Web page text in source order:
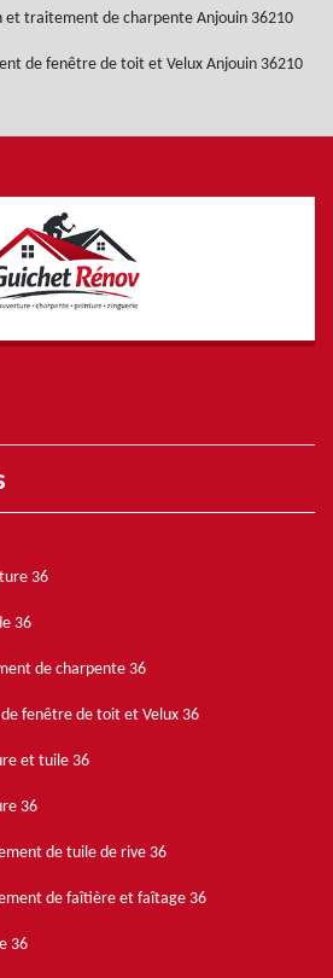
traitement de charpente Anjouin 36210
de fenêtre de toit et Velux Anjouin 36210
36
36
de charpente 36
fenêtre de toit et Velux 36
et tuile 36
36
de tuile de rive 36
de faîtière et faîtage 36
36